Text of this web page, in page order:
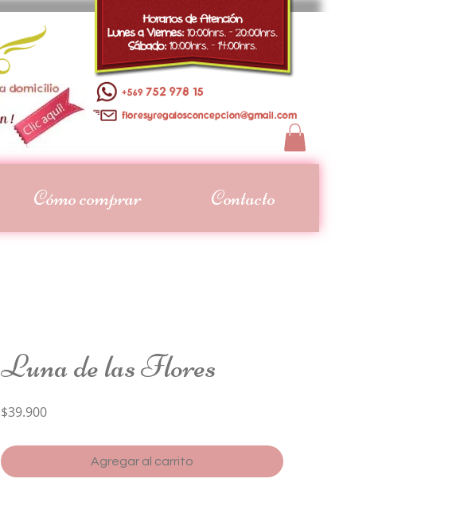
Cómo comprar Contacto
Luna de las Flores
$39.900Precio
Agregar al carrito